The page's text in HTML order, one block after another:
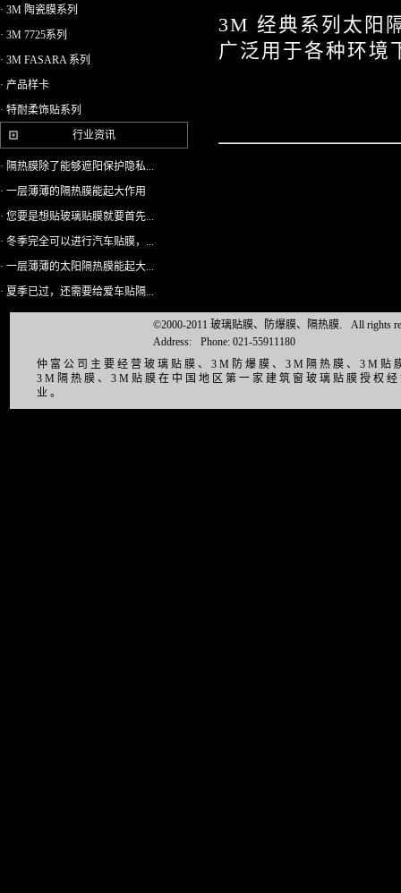
· 3M 陶瓷膜系列
· 3M 7725系列
· 3M FASARA 系列
· 产品样卡
· 特耐柔饰贴系列
行业资讯
· 隔热膜除了能够遮阳保护隐私...
· 一层薄薄的隔热膜能起大作用
· 您要是想贴玻璃贴膜就要首先...
· 冬季完全可以进行汽车贴膜，...
· 一层薄薄的太阳隔热膜能起大...
· 夏季已过，还需要给爱车贴隔...
3M 经典系列太阳
广泛用于各种环境
©2000-2011 玻璃贴膜、防爆膜、隔热膜.
All rights
Address:
Phone: 021-55911180
仲富公司主要经营玻璃贴膜、3M防爆膜、3M隔热膜、3M
3M隔热膜、3M贴膜在中国地区第一家建筑窗玻璃贴膜授权
业。